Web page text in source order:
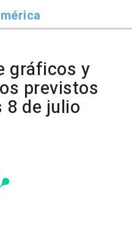
mérica
gráficos y
previstos
8 de julio